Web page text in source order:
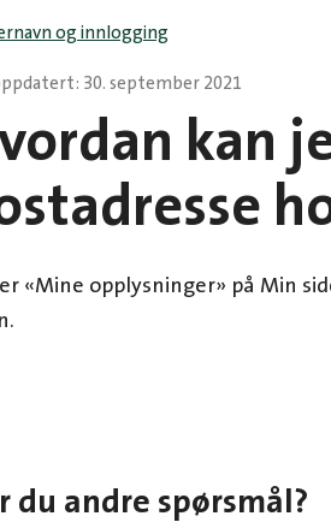
og innlogging
30. september 2021
kan
«Mine opplysninger» på Min
du andre spørsmål?